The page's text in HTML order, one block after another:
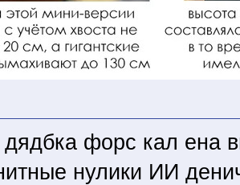
форс кал ена
нулики ИИ